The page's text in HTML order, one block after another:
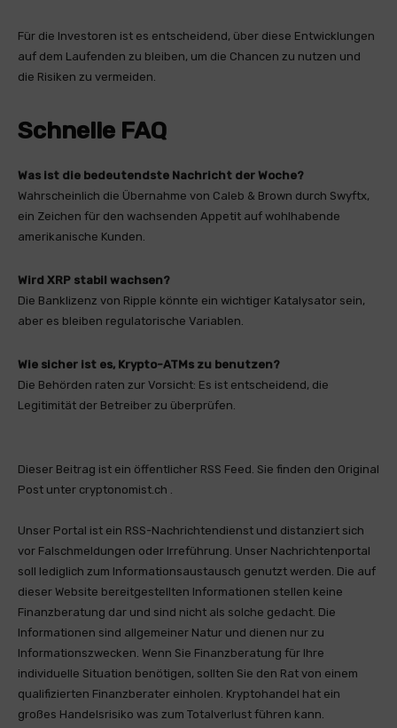
Für die Investoren ist es entscheidend, über diese Entwicklungen
auf dem Laufenden zu bleiben, um die Chancen zu nutzen und
die Risiken zu vermeiden.
Schnelle FAQ
Was ist die bedeutendste Nachricht der Woche?
Wahrscheinlich die Übernahme von Caleb & Brown durch Swyftx,
ein Zeichen für den wachsenden Appetit auf wohlhabende
amerikanische Kunden.
Wird XRP stabil wachsen?
Die Banklizenz von Ripple könnte ein wichtiger Katalysator sein,
aber es bleiben regulatorische Variablen.
Wie sicher ist es, Krypto-ATMs zu benutzen?
Die Behörden raten zur Vorsicht: Es ist entscheidend, die
Legitimität der Betreiber zu überprüfen.
Dieser Beitrag ist ein öffentlicher RSS Feed. Sie finden den Original
Post unter cryptonomist.ch .
Unser Portal ist ein RSS-Nachrichtendienst und distanziert sich
vor Falschmeldungen oder Irreführung. Unser Nachrichtenportal
soll lediglich zum Informationsaustausch genutzt werden. Die auf
dieser Website bereitgestellten Informationen stellen keine
Finanzberatung dar und sind nicht als solche gedacht. Die
Informationen sind allgemeiner Natur und dienen nur zu
Informationszwecken. Wenn Sie Finanzberatung für Ihre
individuelle Situation benötigen, sollten Sie den Rat von einem
qualifizierten Finanzberater einholen. Kryptohandel hat ein
großes Handelsrisiko was zum Totalverlust führen kann.